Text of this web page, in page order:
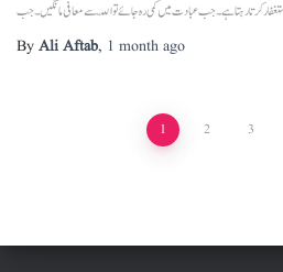
کرتا رہتا ہے۔جب عبادت میں کمی رہ جائے تو اللّہ سے معافی مانگیں۔ جب
By Ali Aftab, 1 month ago
1 2 3